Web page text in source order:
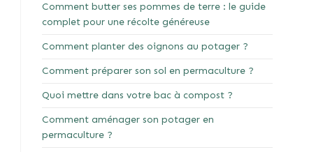
Comment butter ses pommes de terre : le guide
complet pour une récolte généreuse
Comment planter des oignons au potager ?
Comment préparer son sol en permaculture ?
Quoi mettre dans votre bac à compost ?
Comment aménager son potager en
permaculture ?